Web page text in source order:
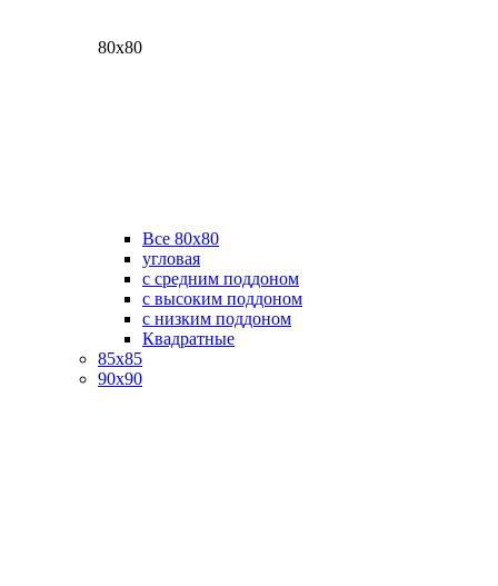
80х80
Все 80х80
угловая
с средним поддоном
с высоким поддоном
с низким поддоном
Квадратные
85х85
90х90